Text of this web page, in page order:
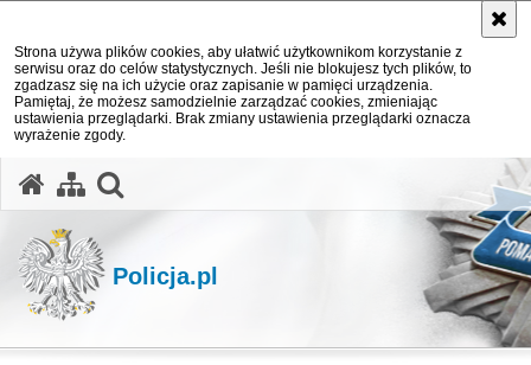
Strona używa plików cookies, aby ułatwić użytkownikom korzystanie z
serwisu oraz do celów statystycznych. Jeśli nie blokujesz tych plików, to
zgadzasz się na ich użycie oraz zapisanie w pamięci urządzenia.
Pamiętaj, że możesz samodzielnie zarządzać cookies, zmieniając
ustawienia przeglądarki. Brak zmiany ustawienia przeglądarki oznacza
wyrażenie zgody.
Policja.pl